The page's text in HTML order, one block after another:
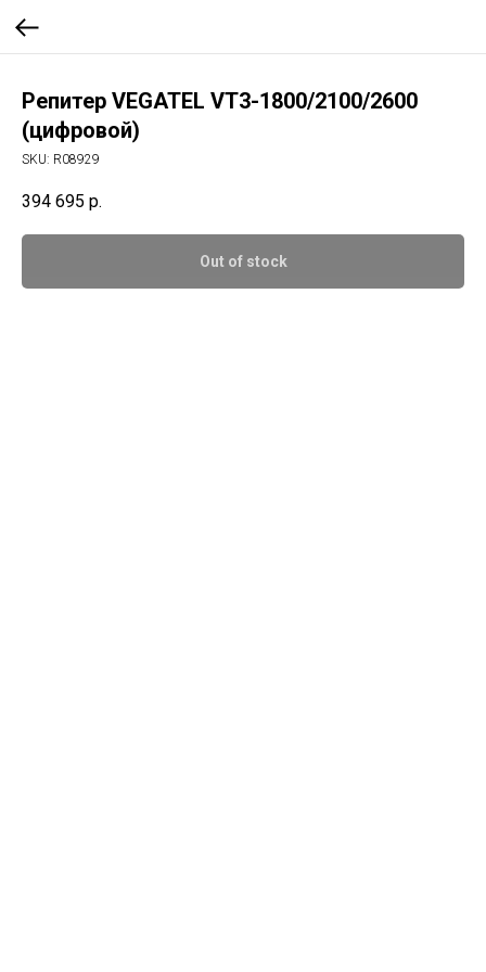
Репитер VEGATEL VT3-1800/2100/2600
(цифровой)
SKU: R08929
394 695 р.
Out of stock